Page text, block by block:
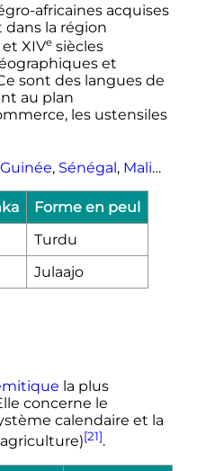
africaines acquises
la région
et XIVe siècles
et
sont des langues de
au plan
les ustensiles
Guinée, Sénégal, Mali…
Forme en peul
Turdu
Julaajo
la plus
concerne le
calendaire et la
[21].